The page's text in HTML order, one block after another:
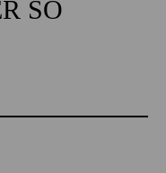
SO